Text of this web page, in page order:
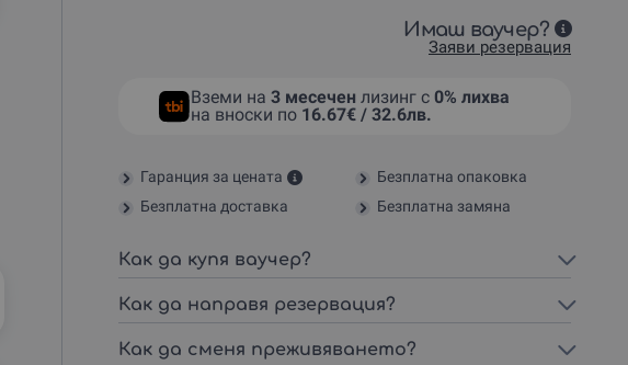
Имаш ваучер?
Заяви резервация
Вземи на3 месечен лизинг с0% лихва
на вноски по 16.67€ / 32.6лв.
Гаранция за цената
Безплатна опаковка
Безплатна доставка
Безплатна замяна
Как да купя ваучер?
Как да направя резервация?
Как да сменя преживяването?